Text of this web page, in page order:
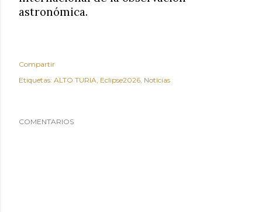
astronómica.
Compartir
Etiquetas: ALTO TURIA Eclipse2026 Noticias
COMENTARIOS